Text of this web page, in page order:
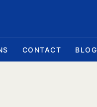
CONTACT BLOG